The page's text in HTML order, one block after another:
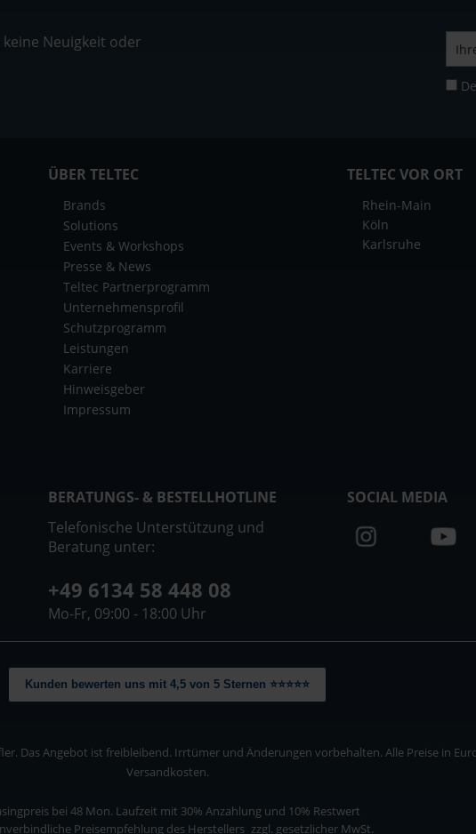
Neuigkeit oder
ÜBER TELTEC
Brands
Solutions
Events & Workshops
Presse & News
Teltec Partnerprogramm
Unternehmensprofil
Schutzprogramm
Leistungen
Karriere
Hinweisgeber
Impressum
TELTEC VOR ORT
Rhein-Main
Köln
Karlsruhe
BERATUNGS- & BESTELLHOTLINE
Telefonische Unterstützung und
Beratung unter:
+49 6134 58 448 08
Mo-Fr, 09:00 - 18:00 Uhr
SOCIAL MEDIA
Kunden bewerten uns mit 4,5 von 5 Sternen ⭐⭐⭐⭐⭐
Das Angebot ist freibleibend. Irrtümer und Änderungen vorbehalten. Alle Preise in
Versandkosten.
bei 48 Mon. Laufzeit mit 30% Anzahlung und 10% Restwert
Preisempfehlung des Herstellers zzgl. gesetzlicher MwSt.